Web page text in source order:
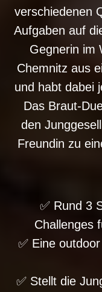
verschiedenen
Aufgaben auf
Gegnerin im
Chemnitz aus
und habt dabei
Das Braut-
den
Freundin zu
✅ Rund 3
Challenges
✅ Eine
✅ Stellt die